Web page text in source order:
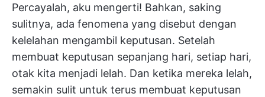
Percayalah, aku mengerti! Bahkan, saking
sulitnya, ada fenomena yang disebut dengan
kelelahan mengambil keputusan. Setelah
membuat keputusan sepanjang hari, setiap hari,
otak kita menjadi lelah. Dan ketika mereka lelah,
semakin sulit untuk terus membuat keputusan